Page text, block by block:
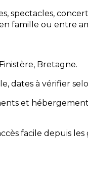
spectacles,
famille ou entre
Bretagne.
dates à vérifier
et
facile depuis les